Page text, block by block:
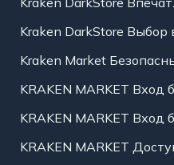
Kraken DarkStore
Kraken Market
KRAKEN MARKET Вход
KRAKEN MARKET Вход
KRAKEN MARKET